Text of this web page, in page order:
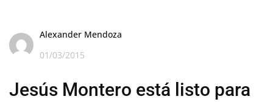
Alexander Mendoza
01/03/2015
Jesús Montero está listo para